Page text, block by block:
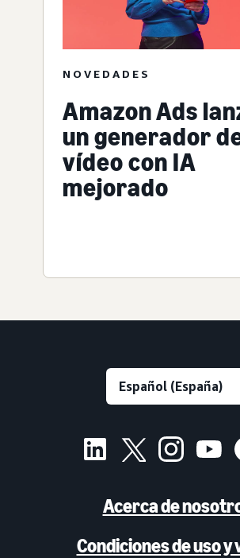
NOVEDADES
Amazon Ads
un generador
vídeo con IA
mejorado
Acerca de
Condiciones de uso y